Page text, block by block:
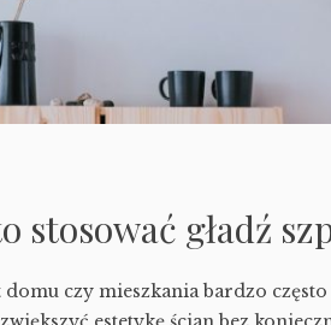
stosować gładź
czy mieszkania bardzo często